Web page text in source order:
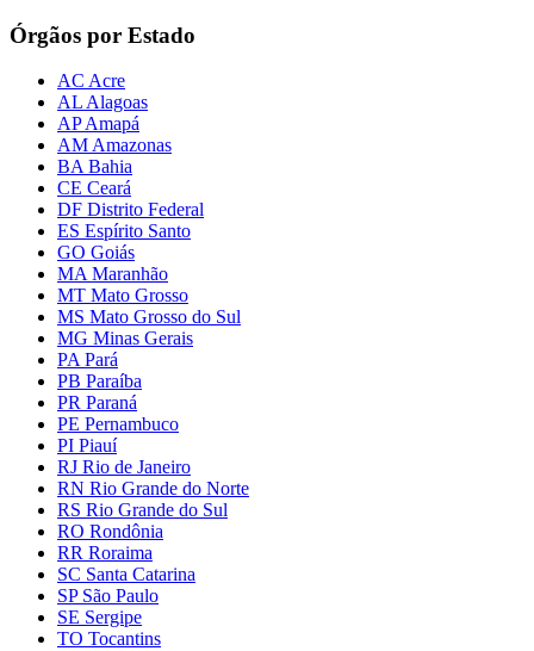
Órgãos por Estado
AC Acre
AL Alagoas
AP Amapá
AM Amazonas
BA Bahia
CE Ceará
DF Distrito Federal
ES Espírito Santo
GO Goiás
MA Maranhão
MT Mato Grosso
MS Mato Grosso do Sul
MG Minas Gerais
PA Pará
PB Paraíba
PR Paraná
PE Pernambuco
PI Piauí
RJ Rio de Janeiro
RN Rio Grande do Norte
RS Rio Grande do Sul
RO Rondônia
RR Roraima
SC Santa Catarina
SP São Paulo
SE Sergipe
TO Tocantins